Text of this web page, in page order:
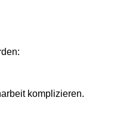
komplizieren.